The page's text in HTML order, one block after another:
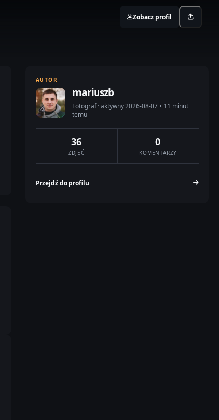
Zobacz profil
AUTOR
mariuszb
Fotograf · aktywny 2026-08-07 • 11 minut
temu
36
ZDJĘĆ
0
KOMENTARZY
Przejdź do profilu